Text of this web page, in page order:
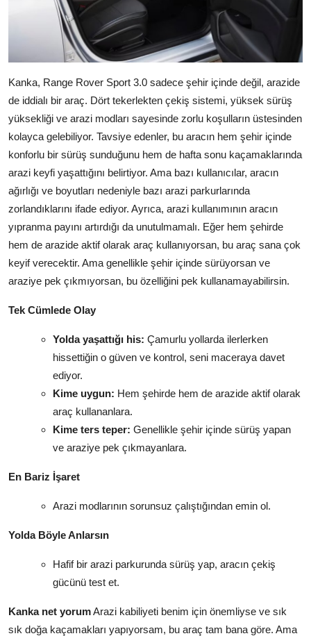
Kanka, Range Rover Sport 3.0 sadece şehir içinde değil, arazide
de iddialı bir araç. Dört tekerlekten çekiş sistemi, yüksek sürüş
yüksekliği ve arazi modları sayesinde zorlu koşulların üstesinden
kolayca gelebiliyor. Tavsiye edenler, bu aracın hem şehir içinde
konforlu bir sürüş sunduğunu hem de hafta sonu kaçamaklarında
arazi keyfi yaşattığını belirtiyor. Ama bazı kullanıcılar, aracın
ağırlığı ve boyutları nedeniyle bazı arazi parkurlarında
zorlandıklarını ifade ediyor. Ayrıca, arazi kullanımının aracın
yıpranma payını artırdığı da unutulmamalı. Eğer hem şehirde
hem de arazide aktif olarak araç kullanıyorsan, bu araç sana çok
keyif verecektir. Ama genellikle şehir içinde sürüyorsan ve
araziye pek çıkmıyorsan, bu özelliğini pek kullanamayabilirsin.
Tek Cümlede Olay
Yolda yaşattığı his: Çamurlu yollarda ilerlerken
hissettiğin o güven ve kontrol, seni maceraya davet
ediyor.
Kime uygun: Hem şehirde hem de arazide aktif olarak
araç kullananlara.
Kime ters teper: Genellikle şehir içinde sürüş yapan
ve araziye pek çıkmayanlara.
En Bariz İşaret
Arazi modlarının sorunsuz çalıştığından emin ol.
Yolda Böyle Anlarsın
Hafif bir arazi parkurunda sürüş yap, aracın çekiş
gücünü test et.
Kanka net yorumArazi kabiliyeti benim için önemliyse ve sık
sık doğa kaçamakları yapıyorsam, bu araç tam bana göre. Ama